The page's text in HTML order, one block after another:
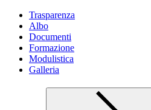
Trasparenza
Albo
Documenti
Formazione
Modulistica
Galleria